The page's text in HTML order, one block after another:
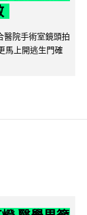
醫院手術室鏡頭拍
馬上開逃生門確